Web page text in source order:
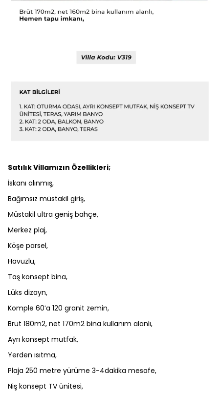
Satılık Villamızın Özellikleri;
İskanı alınmış,
Bağımsız müstakil giriş,
Müstakil ultra geniş bahçe,
Merkez plaj,
Köşe parsel,
Havuzlu,
Taş konsept bina,
Lüks dizayn,
Komple 60’a 120 granit zemin,
Brüt 180m2, net 170m2 bina kullanım alanlı,
Ayrı konsept mutfak,
Yerden ısıtma,
Plaja 250 metre yürüme 3-4dakika mesafe,
Niş konsept TV ünitesi,